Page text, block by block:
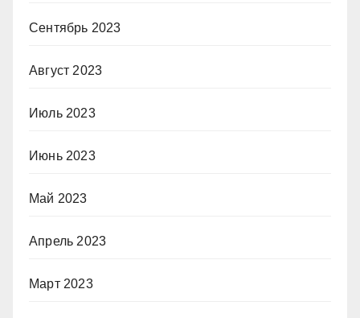
Сентябрь 2023
Август 2023
Июль 2023
Июнь 2023
Май 2023
Апрель 2023
Март 2023